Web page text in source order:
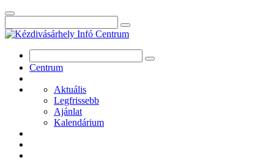
Centrum
Aktuális
Legfrissebb
Ajánlat
Kalendárium